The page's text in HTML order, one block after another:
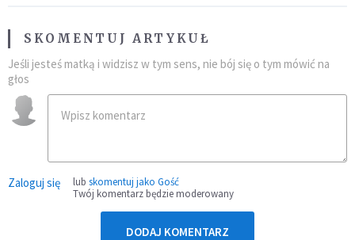
SKOMENTUJ ARTYKUŁ
Jeśli jesteś matką i widzisz w tym sens, nie bój się o tym mówić na
głos
Zaloguj się lub skomentuj jako Gość
Twój komentarz będzie moderowany
DODAJ KOMENTARZ